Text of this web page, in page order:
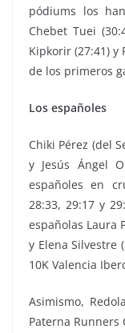
pódiums los
Chebet Tuei
Kipkorir (27:41) y
de los primeros
Los españoles
Chiki Pérez (del
y Jesús Ángel
españoles en
28:33, 29:17 y
españolas Laura
y Elena Silvestre
10K Valencia
Asimismo,
Paterna Runners